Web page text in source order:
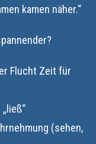
kamen näher.“
Flucht Zeit für
(sehen,